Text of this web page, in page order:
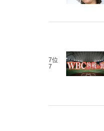
7位
7